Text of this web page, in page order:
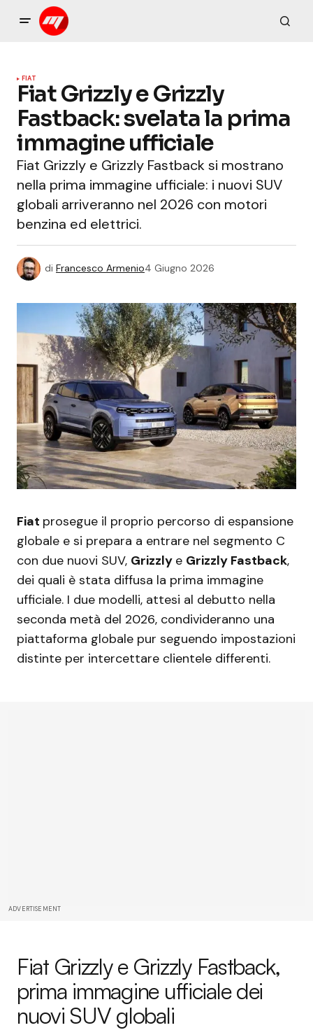
FIAT
Fiat Grizzly e Grizzly
Fastback: svelata la prima
immagine ufficiale
Fiat Grizzly e Grizzly Fastback si mostrano
nella prima immagine ufficiale: i nuovi SUV
globali arriveranno nel 2026 con motori
benzina ed elettrici.
di Francesco Armenio4 Giugno 2026
Fiat prosegue il proprio percorso di espansione
globale e si prepara a entrare nel segmento C
con due nuovi SUV, Grizzly e Grizzly Fastback,
dei quali è stata diffusa la prima immagine
ufficiale. I due modelli, attesi al debutto nella
seconda metà del 2026, condivideranno una
piattaforma globale pur seguendo impostazioni
distinte per intercettare clientele differenti.
ADVERTISEMENT
Fiat Grizzly e Grizzly Fastback,
prima immagine ufficiale dei
nuovi SUV globali